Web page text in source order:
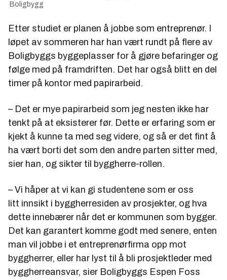
Boligbygg
Etter studiet er planen å jobbe som entreprenør. I
løpet av sommeren har han vært rundt på flere av
Boligbyggs byggeplasser for å gjøre befaringer og
følge med på framdriften. Det har også blitt en del
timer på kontor med papirarbeid.
– Det er mye papirarbeid som jeg nesten ikke har
tenkt på at eksisterer før. Dette er erfaring som er
kjekt å kunne ta med seg videre, og så er det fint å
ha vært borti det som den andre parten sitter med,
sier han, og sikter til byggherre-rollen.
– Vi håper at vi kan gi studentene som er oss
litt innsikt i byggherresiden av prosjekter, og hva
dette innebærer når det er kommunen som bygger.
Det kan garantert komme godt med senere, enten
man vil jobbe i et entreprenørfirma opp mot
byggherrer, eller har lyst til å bli prosjektleder med
byggherreansvar, sier Boligbyggs Espen Foss